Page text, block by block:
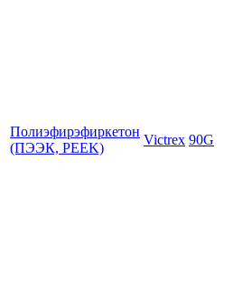
Полиэфирэфиркетон
(ПЭЭК, PEEK)
Victrex 90G